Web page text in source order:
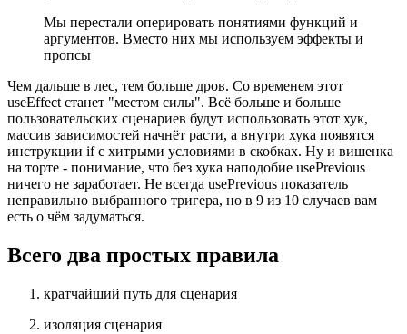
Мы перестали оперировать понятиями функций и
аргументов. Вместо них мы используем эффекты и
пропсы
Чем дальше в лес, тем больше дров. Со временем этот
useEffect станет "местом силы". Всё больше и больше
пользовательских сценариев будут использовать этот хук,
массив зависимостей начнёт расти, а внутри хука появятся
инструкции if с хитрыми условиями в скобках. Ну и вишенка
на торте - понимание, что без хука наподобие usePrevious
ничего не заработает. Не всегда usePrevious показатель
неправильно выбранного тригера, но в 9 из 10 случаев вам
есть о чём задуматься.
Всего два простых правила
кратчайший путь для сценария
изоляция сценария